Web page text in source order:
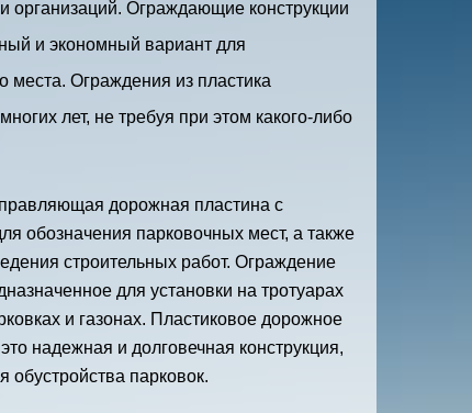
организаций. Ограждающие конструкции
и экономный вариант для
места. Ограждения из пластика
лет, не требуя при этом какого-либо
дорожная пластина с
обозначения парковочных мест, а также
строительных работ. Ограждение
для установки на тротуарах
и газонах. Пластиковое дорожное
надежная и долговечная конструкция,
обустройства парковок.